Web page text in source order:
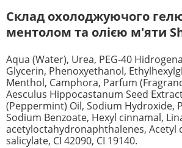
Склад охолоджуючого
ментолом та олією м'яти
Aqua (Water), Urea, PEG-40
Glycerin, Phenoxyethanol,
Menthol, Camphora, Parfum
Aesculus Hippocastanum Seed
(Peppermint) Oil, Sodium Hydroxide,
Sodium Benzoate, Hexyl cinnamal,
acetyloctahydronaphthalenes, Acetyl
salicylate, CI 42090, CI 19140.